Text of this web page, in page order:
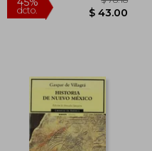
45%
dcto.